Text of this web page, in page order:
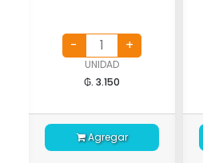
UNIDAD
₲. 3.150
Agregar